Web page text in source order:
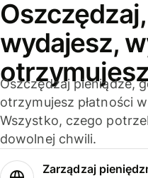
wydajesz,
Oszczędzaj pieniądze,
otrzymujesz płatności
Wszystko, czego
dowolnej chwili.
Zarządzaj